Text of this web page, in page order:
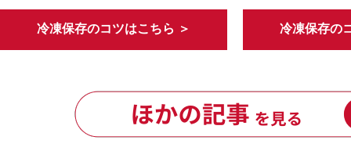
冷凍保存のコツはこちら ＞ 冷凍保存の